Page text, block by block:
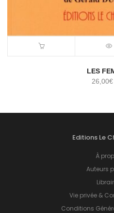
LES
26,00€
Editions Le
À
Auteurs
Vie privée &
Conditions